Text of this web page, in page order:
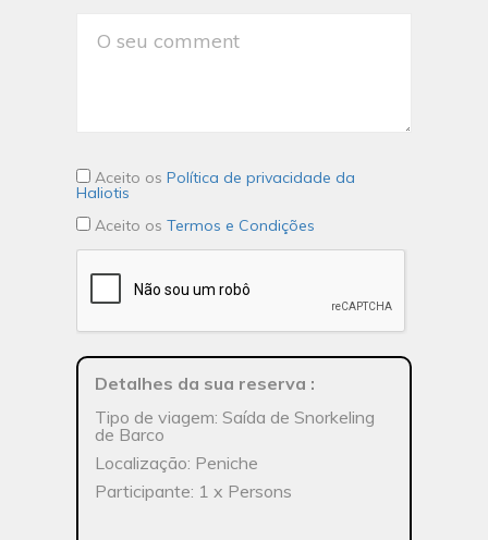
Aceito os Política de privacidade da
Haliotis
Aceito os Termos e Condições
Detalhes da sua reserva :
Tipo de viagem: Saída de Snorkeling
de Barco
Localização: Peniche
Participante: 1 x Persons